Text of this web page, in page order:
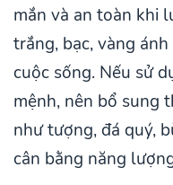
mắn và an toàn khi
trắng, bạc, vàng
cuộc sống. Nếu sử
mệnh, nên bổ sung
như tượng, đá quý,
cân bằng năng